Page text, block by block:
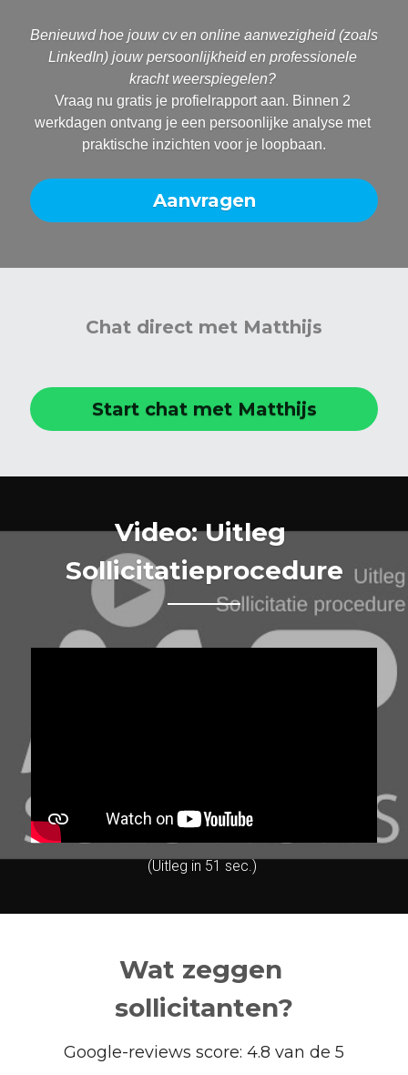
Benieuwd hoe jouw cv en online aanwezigheid (zoals
LinkedIn) jouw persoonlijkheid en professionele
kracht weerspiegelen?
Vraag nu gratis je profielrapport aan. Binnen 2
werkdagen ontvang je een persoonlijke analyse met
praktische inzichten voor je loopbaan.
Aanvragen
Chat direct met Matthijs
Start chat met Matthijs
Video: Uitleg
Sollicitatieprocedure
(Uitleg in 51 sec.)
Wat zeggen
sollicitanten?
Google-reviews score: 4.8 van de 5